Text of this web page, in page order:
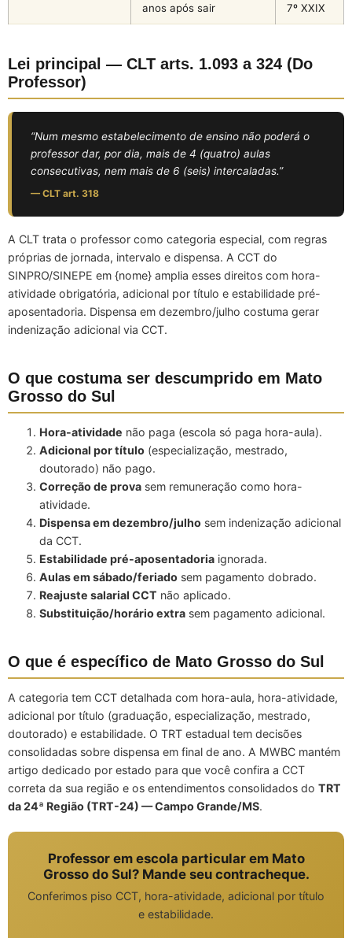
anos após sair
7º XXIX
Lei principal — CLT arts. 1.093 a 324 (Do
Professor)
“Num mesmo estabelecimento de ensino não poderá o
professor dar, por dia, mais de 4 (quatro) aulas
consecutivas, nem mais de 6 (seis) intercaladas.”
— CLT art. 318
A CLT trata o professor como categoria especial, com regras
próprias de jornada, intervalo e dispensa. A CCT do
SINPRO/SINEPE em {nome} amplia esses direitos com hora-
atividade obrigatória, adicional por título e estabilidade pré-
aposentadoria. Dispensa em dezembro/julho costuma gerar
indenização adicional via CCT.
O que costuma ser descumprido em Mato
Grosso do Sul
Hora-atividade não paga (escola só paga hora-aula).
Adicional por título (especialização, mestrado,
doutorado) não pago.
Correção de prova sem remuneração como hora-
atividade.
Dispensa em dezembro/julho sem indenização adicional
da CCT.
Estabilidade pré-aposentadoria ignorada.
Aulas em sábado/feriado sem pagamento dobrado.
Reajuste salarial CCT não aplicado.
Substituição/horário extra sem pagamento adicional.
O que é específico de Mato Grosso do Sul
A categoria tem CCT detalhada com hora-aula, hora-atividade,
adicional por título (graduação, especialização, mestrado,
doutorado) e estabilidade. O TRT estadual tem decisões
consolidadas sobre dispensa em final de ano. A MWBC mantém
artigo dedicado por estado para que você confira a CCT
correta da sua região e os entendimentos consolidados do TRT
da 24ª Região (TRT-24) — Campo Grande/MS.
Professor em escola particular em Mato
Grosso do Sul? Mande seu contracheque.
Conferimos piso CCT, hora-atividade, adicional por título
e estabilidade.